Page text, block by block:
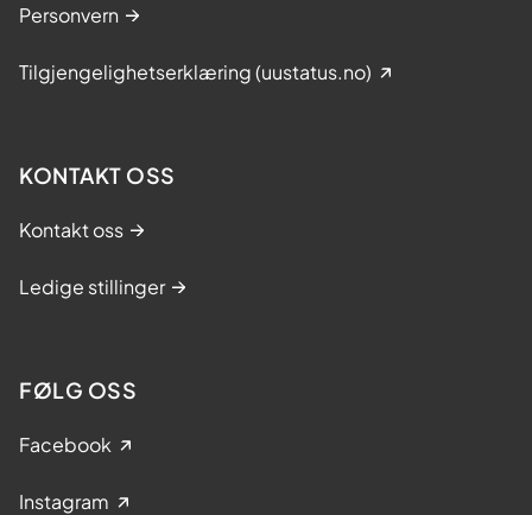
Personvern
Tilgjengelighetserklæring (uustatus.no)
KONTAKT OSS
Kontakt oss
Ledige stillinger
FØLG OSS
Facebook
Instagram